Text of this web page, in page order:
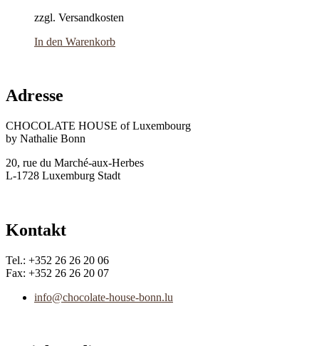
zzgl. Versandkosten
In den Warenkorb
Adresse
CHOCOLATE HOUSE of Luxembourg
by Nathalie Bonn
20, rue du Marché-aux-Herbes
L-1728 Luxemburg Stadt
Kontakt
Tel.: +352 26 26 20 06
Fax: +352 26 26 20 07
info@chocolate-house-bonn.lu